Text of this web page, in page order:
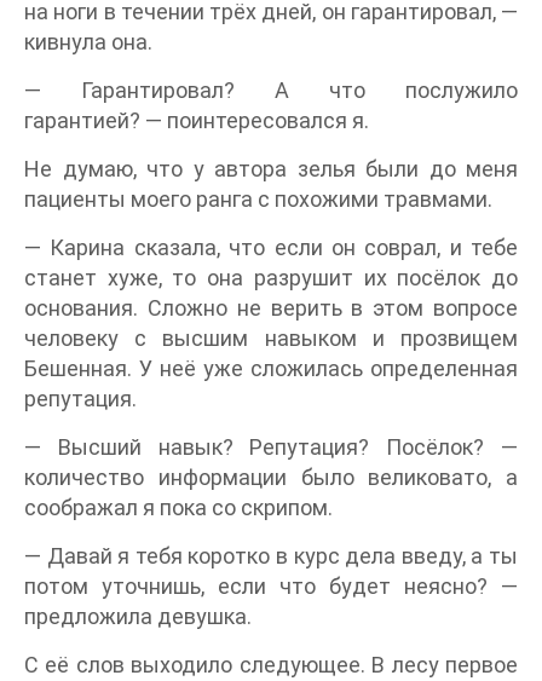
на ноги в течении трёх дней, он гарантировал, —
кивнула она.
— Гарантировал? А что послужило
гарантией? — поинтересовался я.
Не думаю, что у автора зелья были до меня
пациенты моего ранга с похожими травмами.
— Карина сказала, что если он соврал, и тебе
станет хуже, то она разрушит их посёлок до
основания. Сложно не верить в этом вопросе
человеку с высшим навыком и прозвищем
Бешенная. У неё уже сложилась определенная
репутация.
— Высший навык? Репутация? Посёлок? —
количество информации было великовато, а
соображал я пока со скрипом.
— Давай я тебя коротко в курс дела введу, а ты
потом уточнишь, если что будет неясно? —
предложила девушка.
С её слов выходило следующее. В лесу первое